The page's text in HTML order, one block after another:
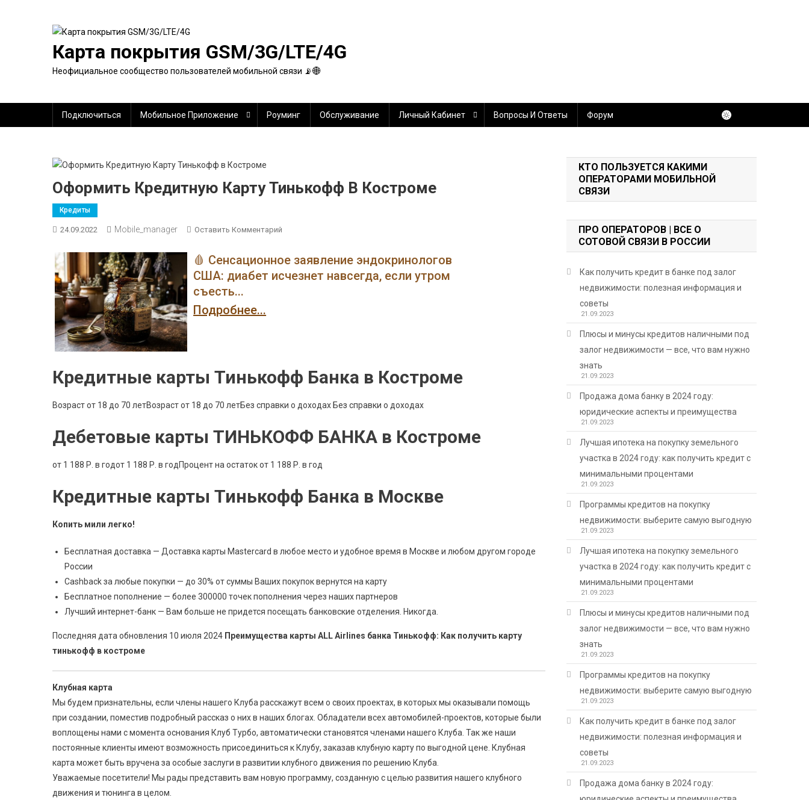
содержимому
Карта покрытия GSM/3G/LTE/4G
Неофициальное сообщество пользователей мобильной связи 📡🌐
Подключиться Мобильное Приложение Роуминг Обслуживание Личный Кабинет Вопросы И Ответы Форум
Оформить Кредитную Карту Тинькофф В Костроме
Кредиты
24.09.2022 Mobile_manager Оставить Комментарий
Кредитную
🩸 Сенсационное заявление эндокринологов
США: диабет исчезнет навсегда, если утром
съесть...
Подробнее...
Кредитные карты Тинькофф Банка в Костроме
Возраст от 18 до 70 летВозраст от 18 до 70 летБез справки о доходах Без справки о доходах
Дебетовые карты ТИНЬКОФФ БАНКА в Костроме
от 1 188 Р. в годот 1 188 Р. в годПроцент на остаток от 1 188 Р. в год
Кредитные карты Тинькофф Банка в Москве
Копить мили легко!
Бесплатная доставка — Доставка карты Mastercard в любое место и удобное время в Москве и любом другом городе
России
Cashback за любые покупки — до 30% от суммы Ваших покупок вернутся на карту
Бесплатное пополнение — более 300000 точек пополнения через наших партнеров
Лучший интернет-банк — Вам больше не придется посещать банковские отделения. Никогда.
Последняя дата обновления 10 июля 2024 Преимущества карты ALL Airlines банка Тинькофф: Как получить карту
тинькофф в костроме
Клубная карта
Мы будем признательны, если члены нашего Клуба расскажут всем о своих проектах, в которых мы оказывали помощь
при создании, поместив подробный рассказ о них в наших блогах. Обладатели всех автомобилей-проектов, которые были
воплощены нами с момента основания Клуб Турбо, автоматически становятся членами нашего Клуба. Так же наши
постоянные клиенты имеют возможность присоединиться к Клубу, заказав клубную карту по выгодной цене. Клубная
карта может быть вручена за особые заслуги в развитии клубного движения по решению Клуба.
Уважаемые посетители! Мы рады представить вам новую программу, созданную с целью развития нашего клубного
движения и тюнинга в целом.
КТО ПОЛЬЗУЕТСЯ КАКИМИ
ОПЕРАТОРАМИ МОБИЛЬНОЙ
СВЯЗИ
ПРО ОПЕРАТОРОВ | ВСЕ О
СОТОВОЙ СВЯЗИ В РОССИИ
Как получить кредит в банке под залог
недвижимости: полезная информация и
советы
21.09.2023
Плюсы и минусы кредитов наличными под
залог недвижимости — все, что вам нужно
знать
21.09.2023
Продажа дома банку в 2024 году:
юридические аспекты и преимущества
21.09.2023
Лучшая ипотека на покупку земельного
участка в 2024 году: как получить кредит с
минимальными процентами
21.09.2023
Программы кредитов на покупку
недвижимости: выберите самую выгодную
21.09.2023
Лучшая ипотека на покупку земельного
участка в 2024 году: как получить кредит с
минимальными процентами
21.09.2023
Плюсы и минусы кредитов наличными под
залог недвижимости — все, что вам нужно
знать
21.09.2023
Программы кредитов на покупку
недвижимости: выберите самую выгодную
21.09.2023
Как получить кредит в банке под залог
недвижимости: полезная информация и
советы
21.09.2023
Продажа дома банку в 2024 году: